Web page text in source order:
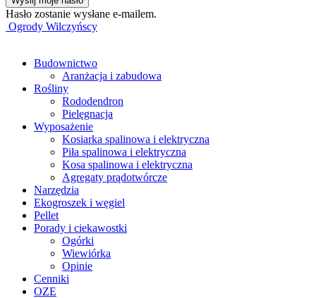
Hasło zostanie wysłane e-mailem.
Ogrody Wilczyńscy
Budownictwo
Aranżacja i zabudowa
Rośliny
Rododendron
Pielęgnacja
Wyposażenie
Kosiarka spalinowa i elektryczna
Piła spalinowa i elektryczna
Kosa spalinowa i elektryczna
Agregaty prądotwórcze
Narzędzia
Ekogroszek i węgiel
Pellet
Porady i ciekawostki
Ogórki
Wiewiórka
Opinie
Cenniki
OZE